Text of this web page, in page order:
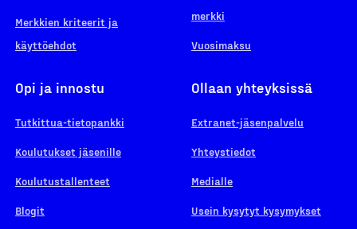
Merkkien kriteerit ja
käyttöehdot
merkki
Vuosimaksu
Opi ja innostu
Tutkittua-tietopankki
Koulutukset jäsenille
Koulutustallenteet
Blogit
Ollaan yhteyksissä
Extranet-jäsenpalvelu
Yhteystiedot
Medialle
Usein kysytyt kysymykset